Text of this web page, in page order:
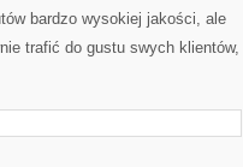
bardzo wysokiej jakości, ale
trafić do gustu swych klientów,